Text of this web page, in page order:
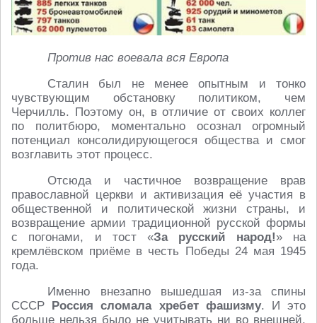
Против нас воевала вся Европа
Сталин был не менее опытным и тонко
чувствующим обстановку политиком, чем
Черчилль. Поэтому он, в отличие от своих коллег
по политбюро, моментально осознал огромный
потенциал консолидирующегося общества и смог
возглавить этот процесс.
Отсюда и частичное возвращение врав
православной церкви и активизация её участия в
общественной и политической жизни страны, и
возвращение армии традиционной русской формы
с погонами, и тост «За русский народ!» на
кремлёвском приёме в честь Победы 24 мая 1945
года.
Именно внезапно вышедшая из-за спины
СССР
Россия сломала хребет фашизму. И это
больше нельзя было не учитывать ни во внешней,